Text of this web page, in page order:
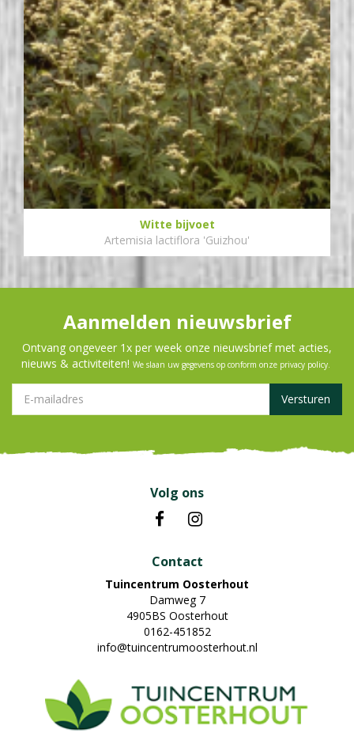
Witte bijvoet
Artemisia lactiflora 'Guizhou'
Aanmelden nieuwsbrief
Ontvang ongeveer 1x per week onze nieuwsbrief met acties,
nieuws & activiteiten! We slaan uw gegevens op conform onze privacy policy.
Volg ons
Contact
Tuincentrum Oosterhout
Damweg 7
4905BS Oosterhout
0162-451852
info@tuincentrumoosterhout.nl